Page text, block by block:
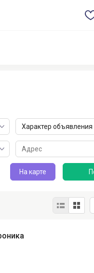
Характер объявления
На карте
не указанаАстана
4 июня 2026 в 17:57